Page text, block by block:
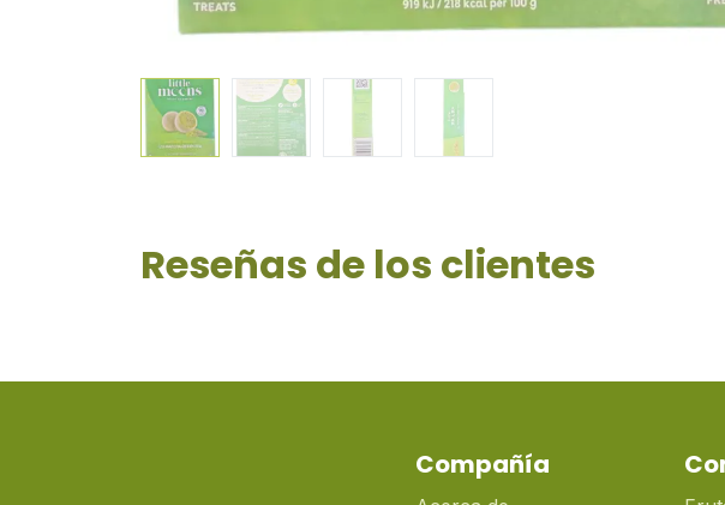
Reseñas de los clientes
Compañía